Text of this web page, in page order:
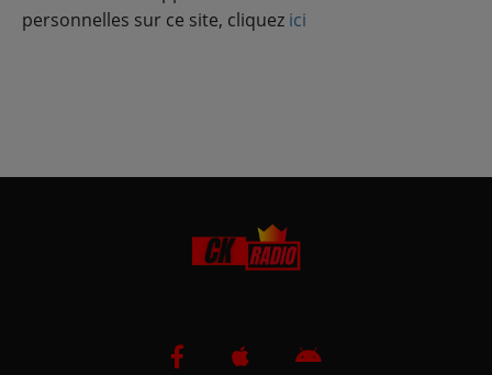
personnelles sur ce site, cliquez ici